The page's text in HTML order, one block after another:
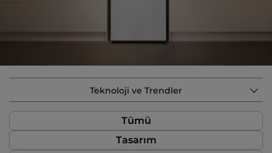
Teknoloji ve Trendler
Tümü
Tasarım